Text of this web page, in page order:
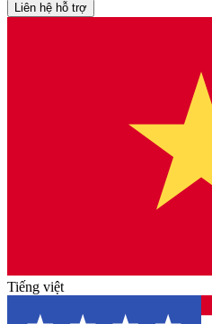
Liên hệ hỗ trợ
Tiếng việt